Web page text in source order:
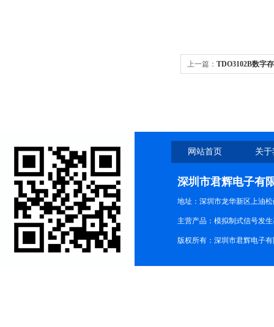
上一篇： TDO3102B数字
网站首页 关
深圳市君辉电子有
地址：深圳市龙华新区上油松
主营产品：模拟制式信号发
版权所有：深圳市君辉电子